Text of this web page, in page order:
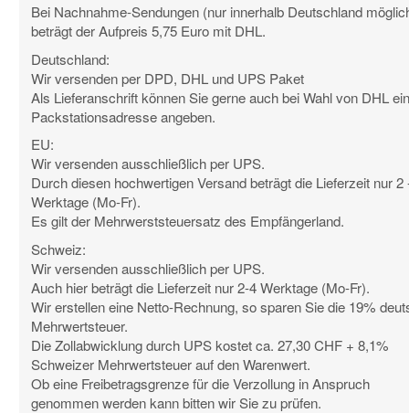
Bei Nachnahme-Sendungen (nur innerhalb Deutschland
beträgt der Aufpreis 5,75 Euro mit DHL.
Deutschland:
Wir versenden per DPD, DHL und UPS Paket
Als Lieferanschrift können Sie gerne auch bei Wahl von DHL
Packstationsadresse angeben.
EU:
Wir versenden ausschließlich per UPS.
Durch diesen hochwertigen Versand beträgt die Lieferzeit nur 2
Werktage (Mo-Fr).
Es gilt der Mehrwerststeuersatz des Empfängerland.
Schweiz:
Wir versenden ausschließlich per UPS.
Auch hier beträgt die Lieferzeit nur 2-4 Werktage (Mo-Fr).
Wir erstellen eine Netto-Rechnung, so sparen Sie die 19%
Mehrwertsteuer.
Die Zollabwicklung durch UPS kostet ca. 27,30 CHF + 8,1%
Schweizer Mehrwertsteuer auf den Warenwert.
Ob eine Freibetragsgrenze für die Verzollung in Anspruch
genommen werden kann bitten wir Sie zu prüfen.